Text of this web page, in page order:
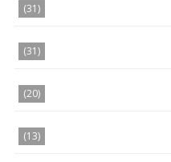
(31)
(31)
(20)
(13)